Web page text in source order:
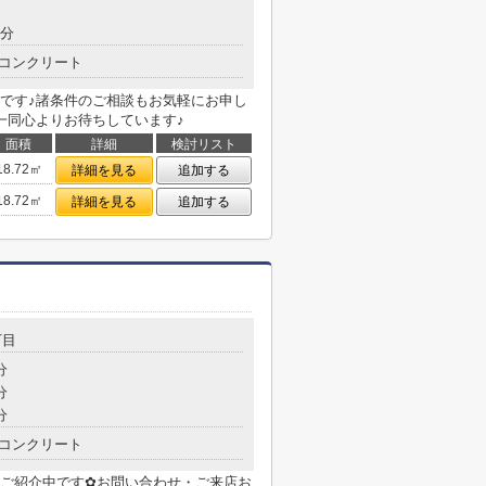
ンクリート
す♪諸条件のご相談もお気軽にお申し
同心よりお待ちしています♪
面積 詳細
検討リスト
㎡
詳細を見る
追加する
㎡
詳細を見る 追加する
ンクリート
紹介中です✿お問い合わせ・ご来店お